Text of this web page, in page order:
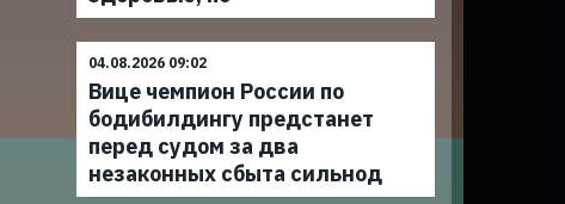
04.08.2026 09:02
Вице чемпион России по
бодибилдингу предстанет
перед судом за два
незаконных сбыта сильнод